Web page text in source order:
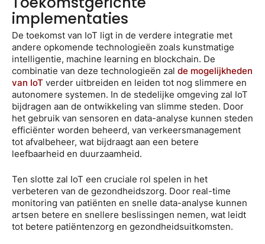
implementaties
De toekomst van IoT ligt in de verdere integratie met
andere opkomende technologieën zoals kunstmatige
intelligentie, machine learning en blockchain. De
combinatie van deze technologieën zal de mogelijkheden
van IoT verder uitbreiden en leiden tot nog slimmere en
autonomere systemen. In de stedelijke omgeving zal IoT
bijdragen aan de ontwikkeling van slimme steden. Door
het gebruik van sensoren en data-analyse kunnen steden
efficiënter worden beheerd, van verkeersmanagement
tot afvalbeheer, wat bijdraagt aan een betere
leefbaarheid en duurzaamheid.
Ten slotte zal IoT een cruciale rol spelen in het
verbeteren van de gezondheidszorg. Door real-time
monitoring van patiënten en snelle data-analyse kunnen
artsen betere en snellere beslissingen nemen, wat leidt
tot betere patiëntenzorg en gezondheidsuitkomsten.